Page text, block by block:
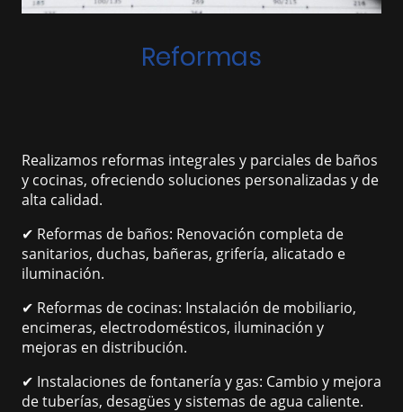
Reformas
Realizamos reformas integrales y parciales de baños
y cocinas, ofreciendo soluciones personalizadas y de
alta calidad.
✔ Reformas de baños: Renovación completa de
sanitarios, duchas, bañeras, grifería, alicatado e
iluminación.
✔ Reformas de cocinas: Instalación de mobiliario,
encimeras, electrodomésticos, iluminación y
mejoras en distribución.
✔ Instalaciones de fontanería y gas: Cambio y mejora
de tuberías, desagües y sistemas de agua caliente.